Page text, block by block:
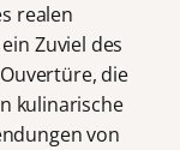
realen
Zuviel des
die
kulinarische
von